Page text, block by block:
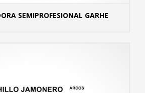
SEMIPROFESIONAL GARHE